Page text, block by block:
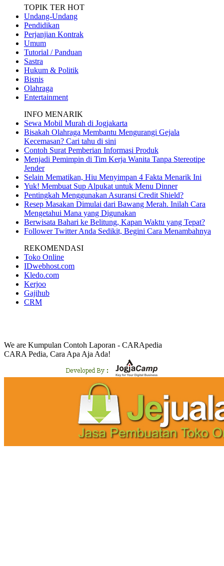
TOPIK TER HOT
Undang-Undang
Pendidikan
Perjanjian Kontrak
Umum
Tutorial / Panduan
Sastra
Hukum & Politik
Bisnis
Olahraga
Entertainment
INFO MENARIK
Sewa Mobil Murah di Jogjakarta
Bisakah Olahraga Membantu Mengurangi Gejala
Kecemasan? Cari tahu di sini
Contoh Surat Pemberian Informasi Produk
Menjadi Pemimpin di Tim Kerja Wanita Tanpa Stereotipe
Jender
Selain Mematikan, Hiu Menyimpan 4 Fakta Menarik Ini
Yuk! Membuat Sup Alpukat untuk Menu Dinner
Pentingkah Menggunakan Asuransi Credit Shield?
Resep Masakan Dimulai dari Bawang Merah. Inilah Cara
Mengetahui Mana yang Digunakan
Berwisata Bahari ke Belitung, Kapan Waktu yang Tepat?
Follower Twitter Anda Sedikit, Begini Cara Menambahnya
REKOMENDASI
Toko Online
IDwebhost.com
Kledo.com
Kerjoo
Gajihub
CRM
We are Kumpulan Contoh Laporan - CARApedia
CARA Pedia, Cara Apa Aja Ada!